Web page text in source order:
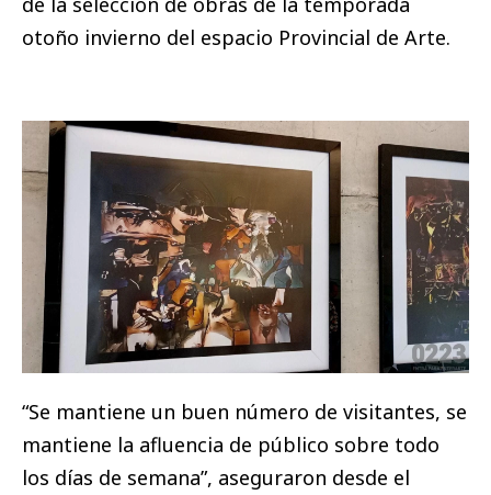
otoño invierno del espacio Provincial de Arte.
“Se mantiene un buen número de visitantes, se
mantiene la afluencia de público sobre todo
los días de semana”, aseguraron desde el